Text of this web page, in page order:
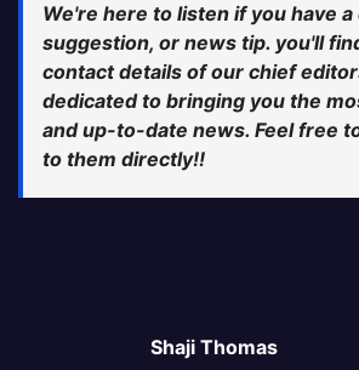
We're here to listen if you have a
suggestion, or news tip. you'll
contact details of our chief
dedicated to bringing you the
and up-to-date news. Feel free
to them directly!!
Shaji Thomas